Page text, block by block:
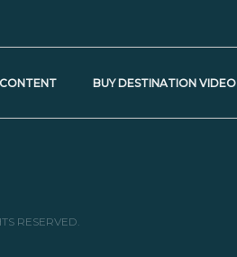
BUY DESTINATION VIDEO
RESERVED.